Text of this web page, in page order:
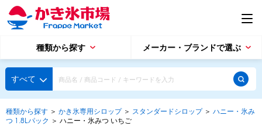
種類から探す
種類から探す
かき氷専用シロップ
メーカー・ブランドで選ぶ
探す
すべて
種類から探す ＞ かき氷専用シロップ ＞ スタンダードシロップ ＞ ハニー・氷み
つ 1.8Lパック ＞ ハニー・氷みつ いちご